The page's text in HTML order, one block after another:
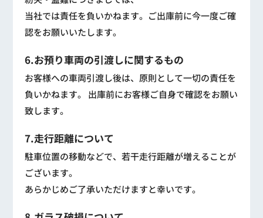
当社では責任を負いかねます。ご出庫前に今一度ご確
認をお願いいたします。
6.お預り車両の引渡しに関するもの
お客様への車両引渡し後は、原則として一切の責任を
負いかねます。 出庫前にお客様ご自身で確認をお願い
致します。
7.走行距離について
駐車位置の移動などで、若干走行距離が増えることが
ございます。
あらかじめご了承いただけますと幸いです。